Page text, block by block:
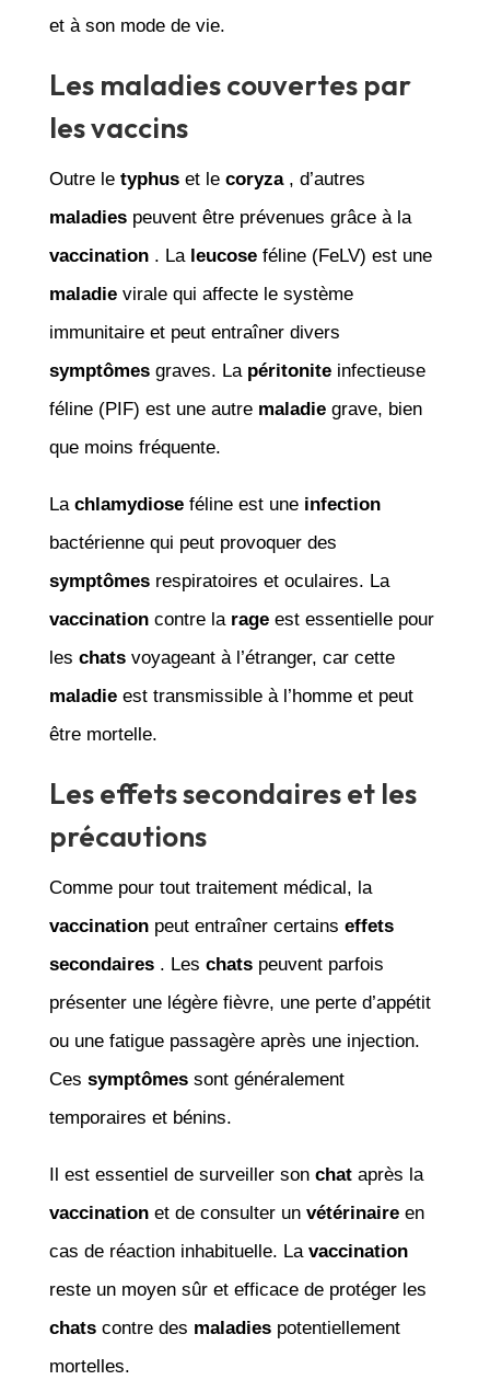
et à son mode de vie.
Les maladies couvertes par
les vaccins
Outre le typhuset le coryza, d’autres
maladiespeuvent être prévenues grâce à la
vaccination. La leucoseféline (FeLV) est une
maladievirale qui affecte le système
immunitaire et peut entraîner divers
symptômesgraves. La péritoniteinfectieuse
féline (PIF) est une autre maladiegrave, bien
que moins fréquente.
La chlamydioseféline est une infection
bactérienne qui peut provoquer des
symptômesrespiratoires et oculaires. La
vaccinationcontre la rageest essentielle pour
les chatsvoyageant à l’étranger, car cette
maladieest transmissible à l’homme et peut
être mortelle.
Les effets secondaires et les
précautions
Comme pour tout traitement médical, la
vaccinationpeut entraîner certains effets
secondaires. Les chatspeuvent parfois
présenter une légère fièvre, une perte d’appétit
ou une fatigue passagère après une injection.
Ces symptômessont généralement
temporaires et bénins.
Il est essentiel de surveiller son chataprès la
vaccinationet de consulter un vétérinaireen
cas de réaction inhabituelle. La vaccination
reste un moyen sûr et efficace de protéger les
chatscontre des maladiespotentiellement
mortelles.